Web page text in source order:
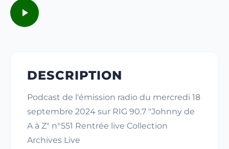
DESCRIPTION
Podcast de l'émission radio du mercredi 18
septembre 2024 sur RIG 90.7 "Johnny de
A à Z" n°551 Rentrée live Collection
Archives Live